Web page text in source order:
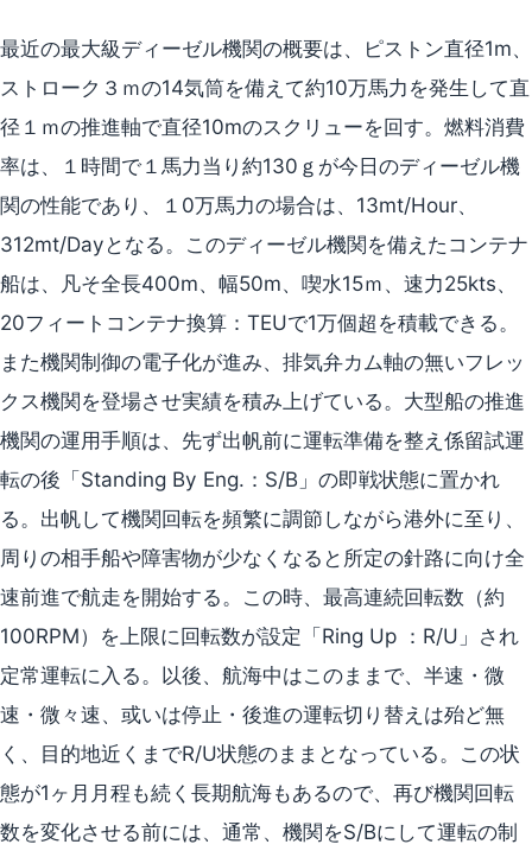
最近の最大級ディーゼル機関の概要は、ピストン直径1m、
ストローク３ｍの14気筒を備えて約10万馬力を発生して直
径１ｍの推進軸で直径10mのスクリューを回す。燃料消費
率は、１時間で１馬力当り約130ｇが今日のディーゼル機
関の性能であり、１0万馬力の場合は、13mt/Hour、
312mt/Dayとなる。このディーゼル機関を備えたコンテナ
船は、凡そ全長400m、幅50m、喫水15ｍ、速力25kts、
20フィートコンテナ換算：TEUで1万個超を積載できる。
また機関制御の電子化が進み、排気弁カム軸の無いフレッ
クス機関を登場させ実績を積み上げている。大型船の推進
機関の運用手順は、先ず出帆前に運転準備を整え係留試運
転の後「Standing By Eng.：S/B」の即戦状態に置かれ
る。出帆して機関回転を頻繁に調節しながら港外に至り、
周りの相手船や障害物が少なくなると所定の針路に向け全
速前進で航走を開始する。この時、最高連続回転数（約
100RPM）を上限に回転数が設定「Ring Up ：R/U」され
定常運転に入る。以後、航海中はこのままで、半速・微
速・微々速、或いは停止・後進の運転切り替えは殆ど無
く、目的地近くまでR/U状態のままとなっている。この状
態が1ヶ月月程も続く長期航海もあるので、再び機関回転
数を変化させる前には、通常、機関をS/Bにして運転の制